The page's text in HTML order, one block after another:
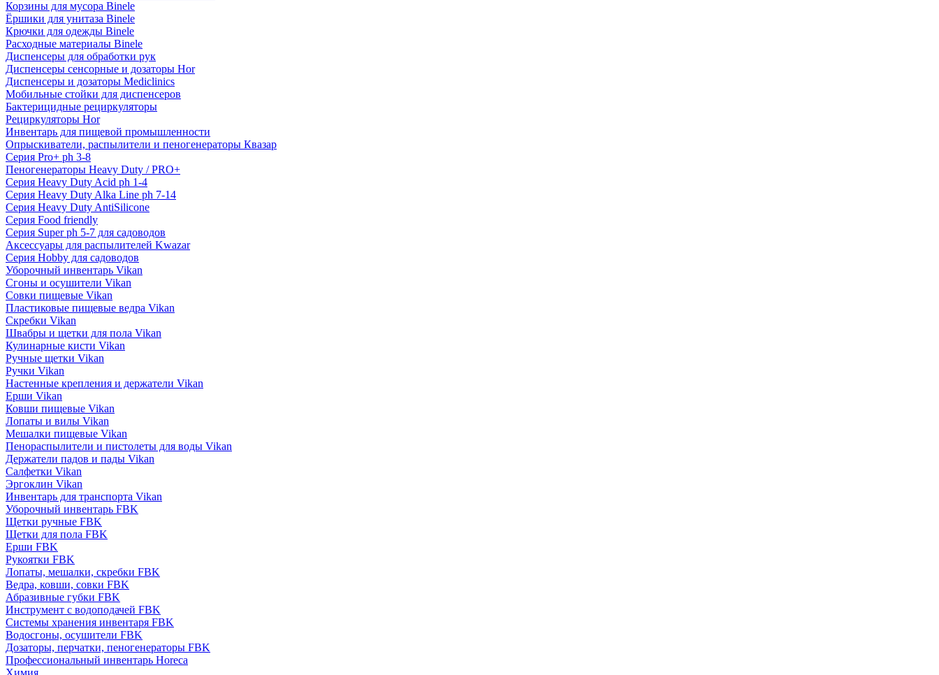
Корзины для мусора Binele
Ёршики для унитаза Binele
Крючки для одежды Binele
Расходные материалы Binele
Диспенсеры для обработки рук
Диспенсеры сенсорные и дозаторы Hor
Диспенсеры и дозаторы Mediclinics
Мобильные стойки для диспенсеров
Бактерицидные рециркуляторы
Рециркуляторы Hor
Инвентарь для пищевой промышленности
Опрыскиватели, распылители и пеногенераторы Квазар
Серия Pro+ ph 3-8
Пеногенераторы Heavy Duty / PRO+
Серия Heavy Duty Acid ph 1-4
Серия Heavy Duty Alka Line ph 7-14
Серия Heavy Duty AntiSilicone
Серия Food friendly
Серия Super ph 5-7 для садоводов
Аксессуары для распылителей Kwazar
Серия Hobby для садоводов
Уборочный инвентарь Vikan
Сгоны и осушители Vikan
Совки пищевые Vikan
Пластиковые пищевые ведра Vikan
Скребки Vikan
Швабры и щетки для пола Vikan
Кулинарные кисти Vikan
Ручные щетки Vikan
Ручки Vikan
Настенные крепления и держатели Vikan
Ерши Vikan
Ковши пищевые Vikan
Лопаты и вилы Vikan
Мешалки пищевые Vikan
Пенораспылители и пистолеты для воды Vikan
Держатели падов и пады Vikan
Салфетки Vikan
Эргоклин Vikan
Инвентарь для транспорта Vikan
Уборочный инвентарь FBK
Щетки ручные FBK
Щетки для пола FBK
Ерши FBK
Рукоятки FBK
Лопаты, мешалки, скребки FBK
Ведра, ковши, совки FBK
Абразивные губки FBK
Инструмент с водоподачей FBK
Системы хранения инвентаря FBK
Водосгоны, осушители FBK
Дозаторы, перчатки, пеногенераторы FBK
Профессиональный инвентарь Horeca
Химия